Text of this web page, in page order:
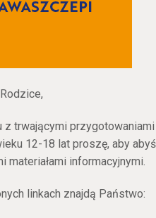
z trwającymi
12-18 lat proszę, aby
materiałami informacyjnymi.
linkach znajdą Państwo: